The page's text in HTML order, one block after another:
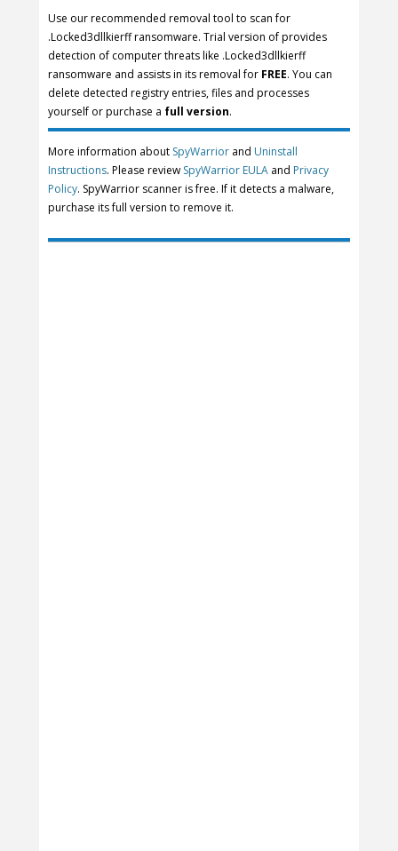
Use our recommended removal tool to scan for
.Locked3dllkierff ransomware. Trial version of provides
detection of computer threats like .Locked3dllkierff
ransomware and assists in its removal for FREE. You can
delete detected registry entries, files and processes
yourself or purchase a full version.
More information about SpyWarrior and Uninstall
Instructions. Please review SpyWarrior EULA and Privacy
Policy. SpyWarrior scanner is free. If it detects a malware,
purchase its full version to remove it.